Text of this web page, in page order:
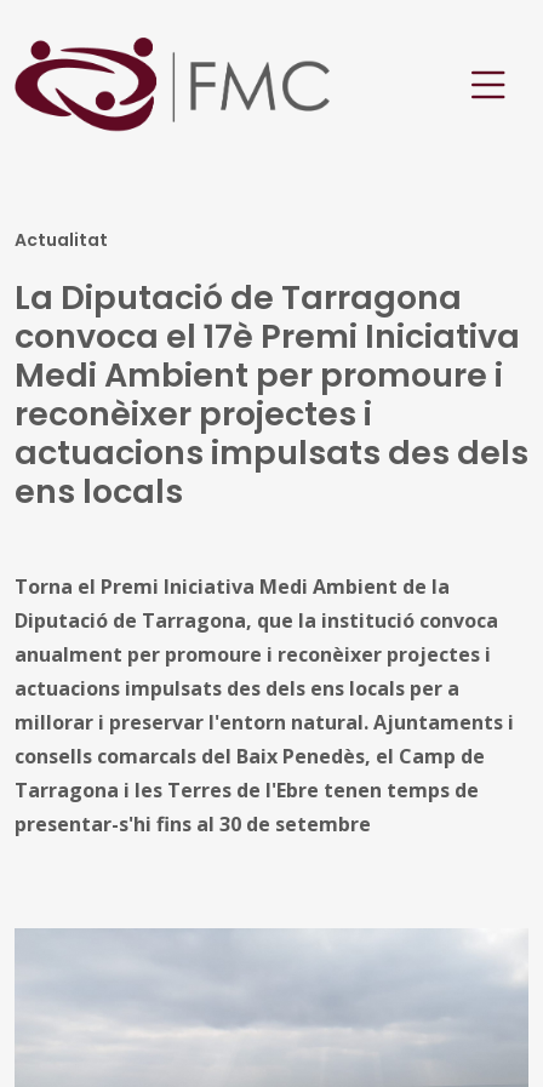
Actualitat
La Diputació de Tarragona
convoca el 17è Premi Iniciativa
Medi Ambient per promoure i
reconèixer projectes i
actuacions impulsats des dels
ens locals
Torna el Premi Iniciativa Medi Ambient de la
Diputació de Tarragona, que la institució convoca
anualment per promoure i reconèixer projectes i
actuacions impulsats des dels ens locals per a
millorar i preservar l'entorn natural. Ajuntaments i
consells comarcals del Baix Penedès, el Camp de
Tarragona i les Terres de l'Ebre tenen temps de
presentar-s'hi fins al 30 de setembre